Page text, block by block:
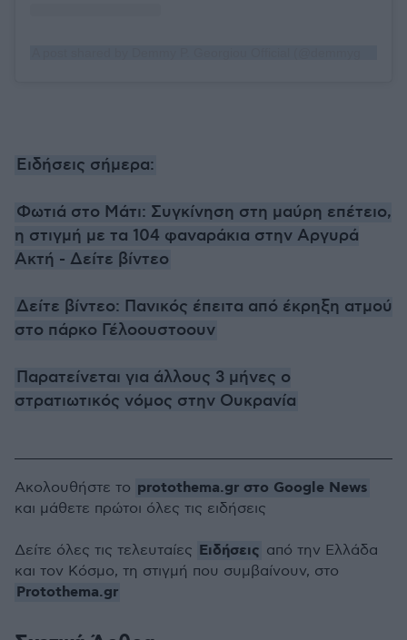
Ειδήσεις σήμερα:
Φωτιά στο Μάτι: Συγκίνηση στη μαύρη επέτειο,
η στιγμή με τα 104 φαναράκια στην Αργυρά
Ακτή - Δείτε βίντεο
Δείτε βίντεο: Πανικός έπειτα από έκρηξη ατμού
στο πάρκο Γέλοουστoουν
Παρατείνεται για άλλους 3 μήνες ο
στρατιωτικός νόμος στην Ουκρανία
Ακολουθήστε το protothema.gr στο Google News
και μάθετε πρώτοι όλες τις ειδήσεις
Δείτε όλες τις τελευταίες Ειδήσεις από την Ελλάδα
και τον Κόσμο, τη στιγμή που συμβαίνουν, στο
Protothema.gr